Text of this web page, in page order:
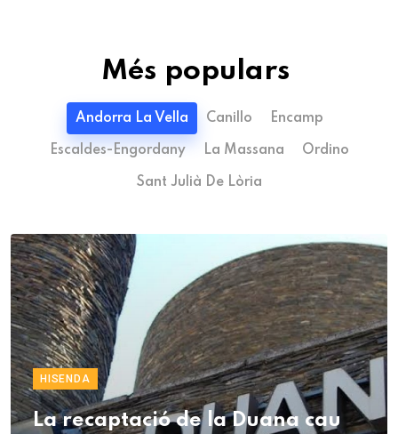
Més populars
Andorra La Vella Canillo Encamp
Escaldes-Engordany La Massana Ordino
Sant Julià De Lòria
HISENDA
La recaptació de la Duana cau